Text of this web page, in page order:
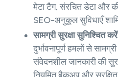
मेटा टैग, संरचित डेटा और
SEO-अनुकूल सुविधाएँ
सामग्री सुरक्षा सुनिश्चित
दुर्भावनापूर्ण हमलों से
संवेदनशील जानकारी की